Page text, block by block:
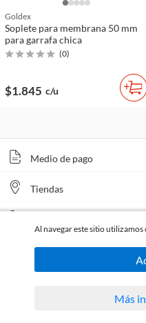
Goldex
Soplete para membrana 50 mm
para garrafa chica
(0)
$1.845 c/u
Medio de pago
Tiendas
Todos los derechos reservados
Al navegar este sitio
Más